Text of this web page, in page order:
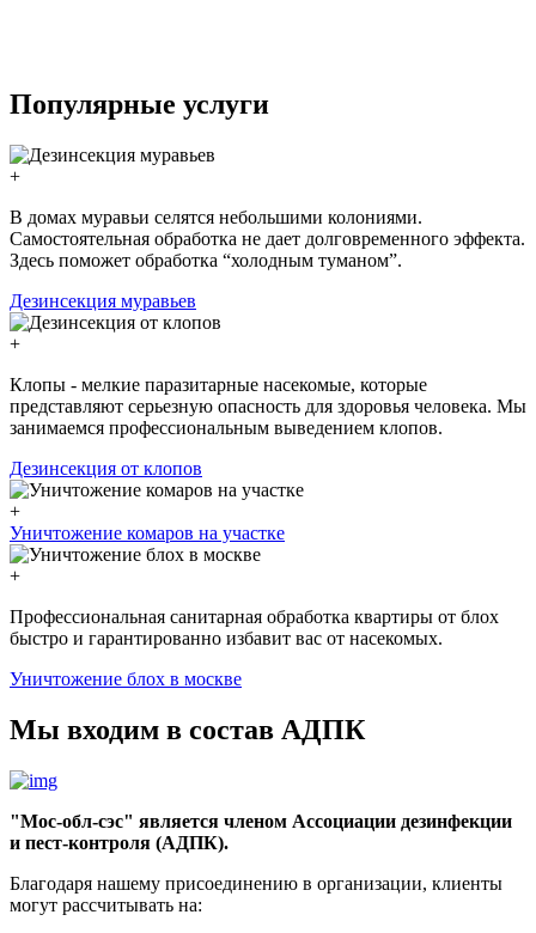
Популярные услуги
+
В домах муравьи селятся небольшими колониями.
Самостоятельная обработка не дает долговременного эффекта.
Здесь поможет обработка “холодным туманом”.
Дезинсекция муравьев
+
Клопы - мелкие паразитарные насекомые, которые
представляют серьезную опасность для здоровья человека. Мы
занимаемся профессиональным выведением клопов.
Дезинсекция от клопов
+
Уничтожение комаров на участке
+
Профессиональная санитарная обработка квартиры от блох
быстро и гарантированно избавит вас от насекомых.
Уничтожение блох в москве
Мы входим в состав АДПК
"Мос-обл-сэс" является членом Ассоциации дезинфекции
и пест-контроля (АДПК).
Благодаря нашему присоединению в организации, клиенты
могут рассчитывать на: